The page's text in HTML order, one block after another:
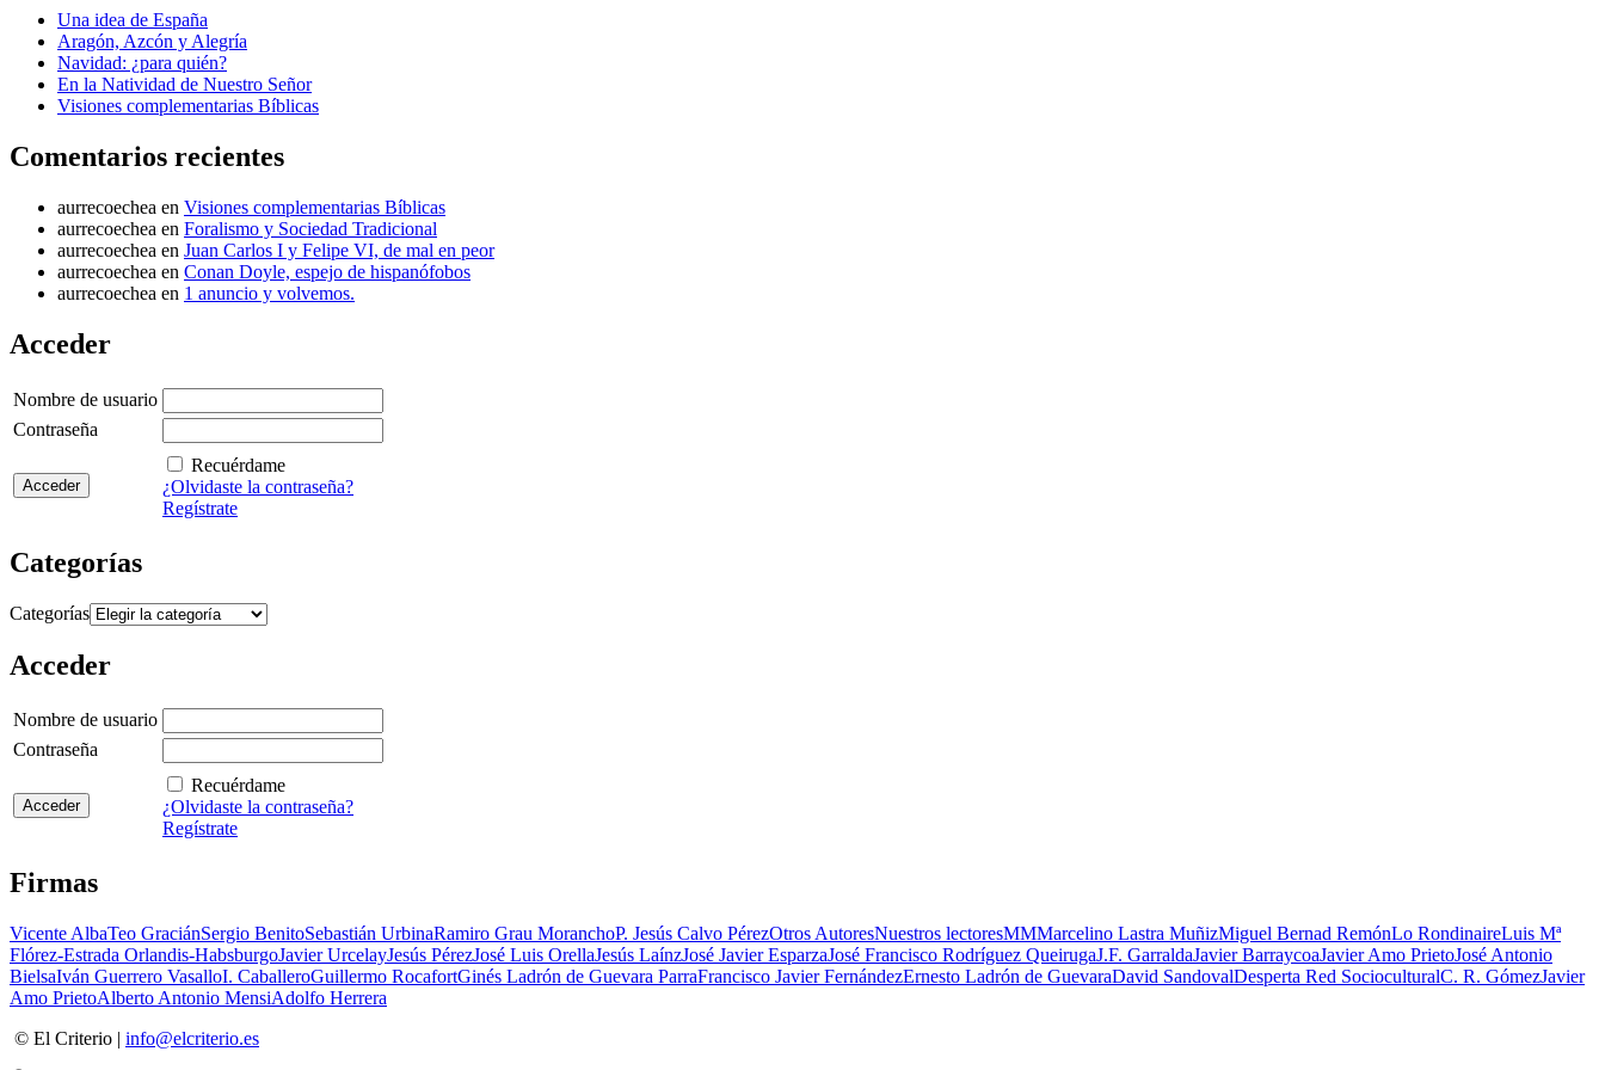
Una idea de España
Aragón, Azcón y Alegría
Navidad: ¿para quién?
En la Natividad de Nuestro Señor
Visiones complementarias Bíblicas
Comentarios recientes
aurrecoechea en Visiones complementarias Bíblicas
aurrecoechea en Foralismo y Sociedad Tradicional
aurrecoechea en Juan Carlos I y Felipe VI, de mal en peor
aurrecoechea en Conan Doyle, espejo de hispanófobos
aurrecoechea en 1 anuncio y volvemos.
Acceder
Nombre de usuario
Contraseña
Recuérdame
¿Olvidaste la contraseña?
Regístrate
Categorías
Categorías
Acceder
Nombre de usuario
Contraseña
Recuérdame
¿Olvidaste la contraseña?
Regístrate
Firmas
Vicente AlbaTeo GraciánSergio BenitoSebastián UrbinaRamiro Grau MoranchoP. Jesús Calvo PérezOtros AutoresNuestros lectoresMMMarcelino Lastra MuñizMiguel Bernad RemónLo RondinaireLuis Mª
Flórez-Estrada Orlandis-HabsburgoJavier UrcelayJesús PérezJosé Luis OrellaJesús LaínzJosé Javier EsparzaJosé Francisco Rodríguez QueirugaJ.F. GarraldaJavier BarraycoaJavier Amo PrietoJosé Antonio
BielsaIván Guerrero VasalloI. CaballeroGuillermo RocafortGinés Ladrón de Guevara ParraFrancisco Javier FernándezErnesto Ladrón de GuevaraDavid SandovalDesperta Red SocioculturalC. R. GómezJavier
Amo PrietoAlberto Antonio MensiAdolfo Herrera
© El Criterio | info@elcriterio.es